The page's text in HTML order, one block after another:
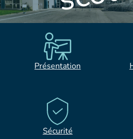
Présentation
Sécurité